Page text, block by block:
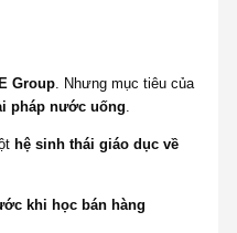
Group . Nhưng mục tiêu của
pháp nước uống
hệ sinh thái giáo dục về
khi học bán hàng